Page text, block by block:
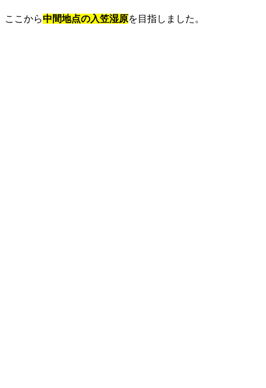
ここから中間地点の入笠湿原を目指しました。